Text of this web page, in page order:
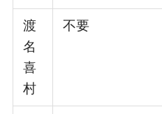
渡
名
喜
村
不要